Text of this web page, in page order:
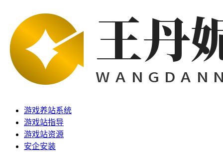
游戏养站系统
游戏站指导
游戏站资源
安企安装